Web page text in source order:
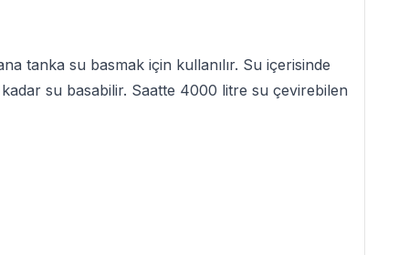
tanka su basmak için kullanılır. Su içerisinde
su basabilir. Saatte 4000 litre su çevirebilen